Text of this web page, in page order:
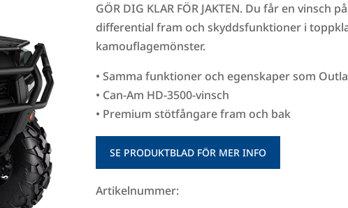
GÖR DIG KLAR FÖR JAKTEN. Du får en vinsch
differential fram och skyddsfunktioner i
kamouflagemönster.
• Samma funktioner och egenskaper som
• Can-Am HD-3500-vinsch
• Premium stötfångare fram och bak
SE PRODUKTBLAD FÖR MER INFO
Artikelnummer: